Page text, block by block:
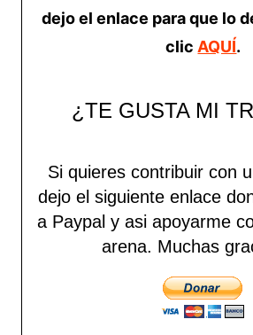
dejo el enlace para que lo
clicAQUÍ.
¿TE GUSTA MI
Si quieres contribuir con
dejo el siguiente enlace
a Paypal y asi apoyarme
arena. Muchas